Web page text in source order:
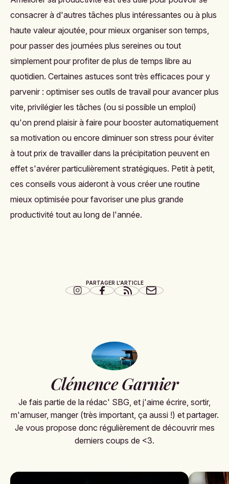
consacrer à d'autres tâches plus intéressantes ou à plus
haute valeur ajoutée, pour mieux organiser son temps,
pour passer des journées plus sereines ou tout
simplement pour profiter de plus de temps libre au
quotidien. Certaines astuces sont très efficaces pour y
parvenir : optimiser ses outils de travail pour avancer plus
vite, privilégier les tâches (ou si possible un emploi)
qu'on prend plaisir à faire pour booster automatiquement
sa motivation ou encore diminuer son stress pour éviter
à tout prix de travailler dans la précipitation peuvent en
effet s'avérer particulièrement stratégiques. Petit à petit,
ces conseils vous aideront à vous créer une routine
mieux optimisée pour favoriser une plus grande
productivité tout au long de l'année.
PARTAGER L'ARTICLE
Clémence Garnier
Je fais partie de la rédac' SBG, et j'aime écrire, sortir,
m'amuser, manger (très important, ça aussi !) et partager.
Je vous propose donc régulièrement de découvrir mes
derniers coups de <3.